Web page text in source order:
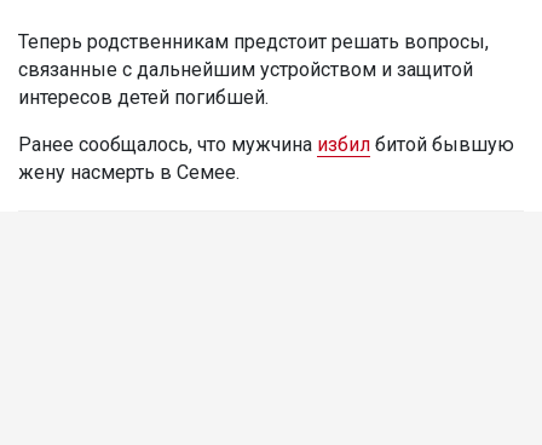
Теперь родственникам предстоит решать вопросы,
связанные с дальнейшим устройством и защитой
интересов детей погибшей.
Ранее сообщалось, что мужчина избил битой бывшую
жену насмерть в Семее.